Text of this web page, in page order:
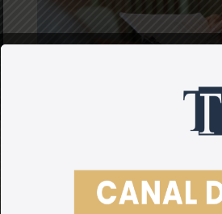
Comprende la autorización
vinculados al desarrollo